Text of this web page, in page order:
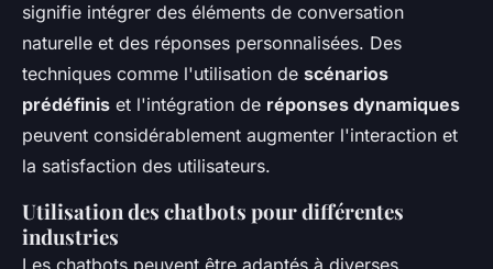
signifie intégrer des éléments de conversation
naturelle et des réponses personnalisées. Des
techniques comme l'utilisation de scénarios
prédéfinis et l'intégration de réponses dynamiques
peuvent considérablement augmenter l'interaction et
la satisfaction des utilisateurs.
Utilisation des chatbots pour différentes
industries